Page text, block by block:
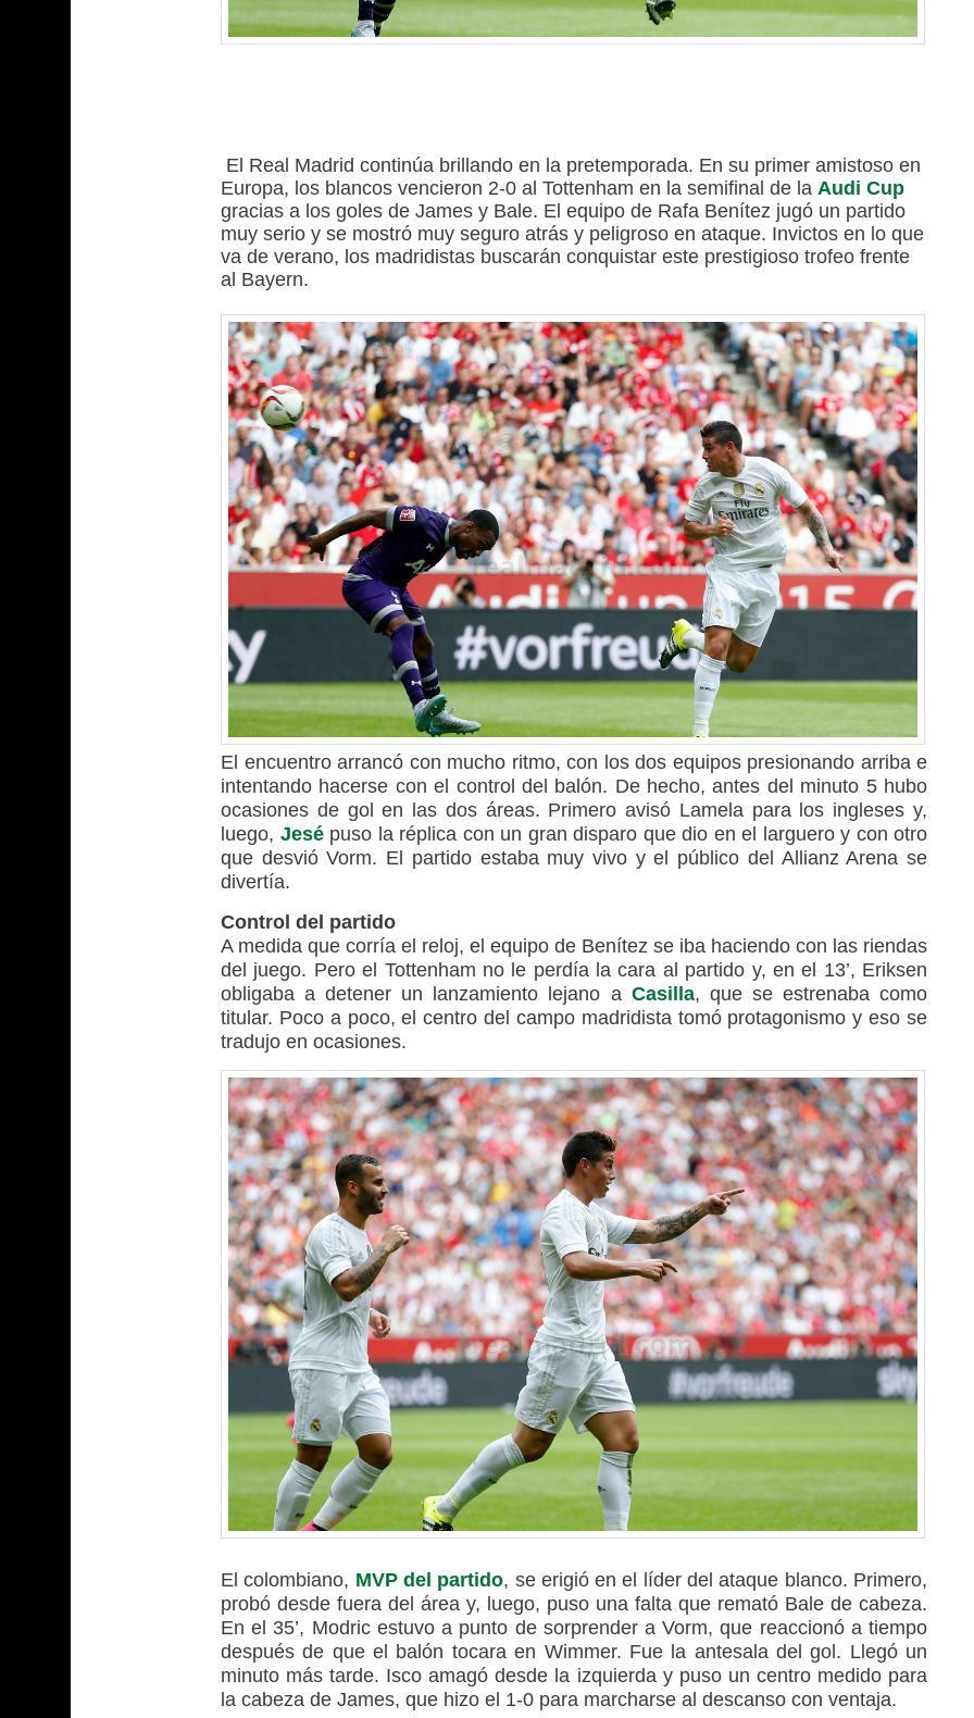
El Real Madrid continúa brillando en la pretemporada. En su primer amistoso en
Europa, los blancos vencieron 2-0 al Tottenham en la semifinal de la Audi Cup
gracias a los goles de James y Bale. El equipo de Rafa Benítez jugó un partido
muy serio y se mostró muy seguro atrás y peligroso en ataque. Invictos en lo que
va de verano, los madridistas buscarán conquistar este prestigioso trofeo frente
al Bayern.
El encuentro arrancó con mucho ritmo, con los dos equipos presionando arriba e
intentando hacerse con el control del balón. De hecho, antes del minuto 5 hubo
ocasiones de gol en las dos áreas. Primero avisó Lamela para los ingleses y,
luego, Jesé puso la réplica con un gran disparo que dio en el larguero y con otro
que desvió Vorm. El partido estaba muy vivo y el público del Allianz Arena se
divertía.
Control del partido
A medida que corría el reloj, el equipo de Benítez se iba haciendo con las riendas
del juego. Pero el Tottenham no le perdía la cara al partido y, en el 13’, Eriksen
obligaba a detener un lanzamiento lejano a Casilla, que se estrenaba como
titular. Poco a poco, el centro del campo madridista tomó protagonismo y eso se
tradujo en ocasiones.
El colombiano, MVP del partido, se erigió en el líder del ataque blanco. Primero,
probó desde fuera del área y, luego, puso una falta que remató Bale de cabeza.
En el 35’, Modric estuvo a punto de sorprender a Vorm, que reaccionó a tiempo
después de que el balón tocara en Wimmer. Fue la antesala del gol. Llegó un
minuto más tarde. Isco amagó desde la izquierda y puso un centro medido para
la cabeza de James, que hizo el 1-0 para marcharse al descanso con ventaja.